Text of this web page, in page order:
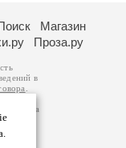
Магазин
Проза.ру
в
возможна
за